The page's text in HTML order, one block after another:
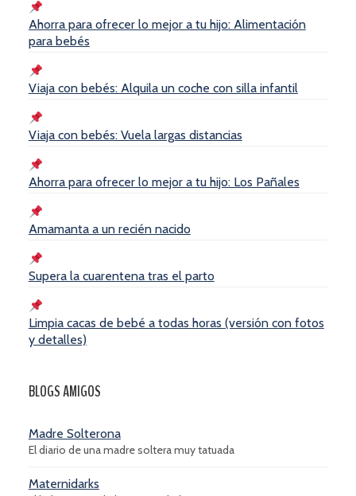
Ahorra para ofrecer lo mejor a tu hijo: Alimentación
para bebés
Viaja con bebés: Alquila un coche con silla infantil
Viaja con bebés: Vuela largas distancias
Ahorra para ofrecer lo mejor a tu hijo: Los Pañales
Amamanta a un recién nacido
Supera la cuarentena tras el parto
Limpia cacas de bebé a todas horas (versión con fotos
y detalles)
BLOGS AMIGOS
Madre Solterona
El diario de una madre soltera muy tatuada
Maternidarks